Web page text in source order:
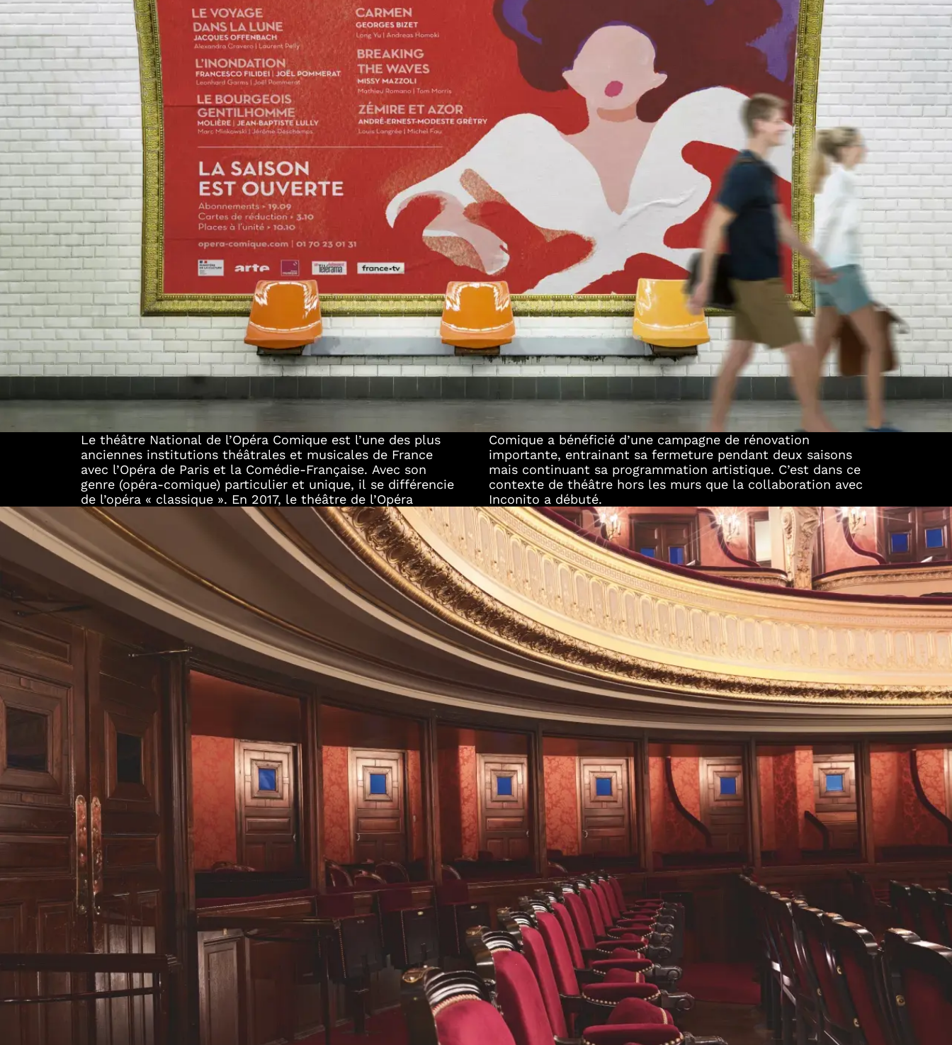
Le théâtre National de l’Opéra Comique est l’une des plus
anciennes institutions théâtrales et musicales de France
avec l’Opéra de Paris et la Comédie-Française. Avec son
genre (opéra-comique) particulier et unique, il se différencie
de l’opéra « classique ». En 2017, le théâtre de l’Opéra
Comique a bénéficié d’une campagne de rénovation
importante, entrainant sa fermeture pendant deux saisons
mais continuant sa programmation artistique. C’est dans ce
contexte de théâtre hors les murs que la collaboration avec
Inconito a débuté.